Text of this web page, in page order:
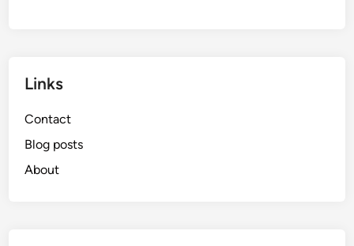
Links
Contact
Blog posts
About